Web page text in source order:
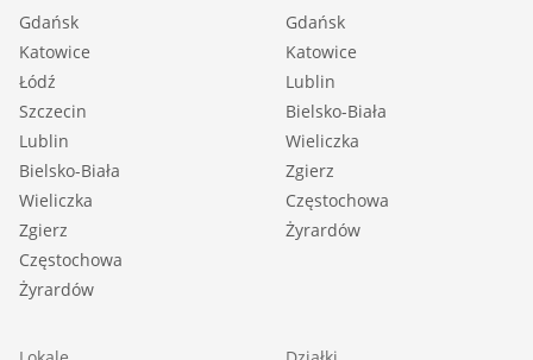
Gdańsk
Katowice
Łódź
Szczecin
Lublin
Bielsko-Biała
Wieliczka
Zgierz
Częstochowa
Żyrardów
Gdańsk
Katowice
Lublin
Bielsko-Biała
Wieliczka
Zgierz
Częstochowa
Żyrardów